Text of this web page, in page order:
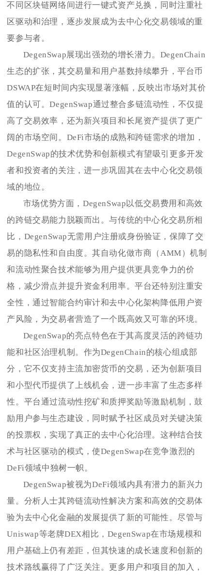
不同区块链网络间进行一键式资产兑换，同时注重社
区驱动和治理，逐步发展成为去中心化交易领域的重
要参与者。
DegenSwap展现出强劲的增长潜力。DegenChain
生态的扩张，其交易量和用户基数持续攀升，平台币
DSWAP在短时间内实现显著涨幅，反映出市场对其价
值的认可。DegenSwap通过整合多链流动性，不仅提
高了交易效率，还为新兴项目和长尾资产提供了更广
阔的市场空间。DeFi市场的成熟和跨链需求的增加，
DegenSwap的技术优势和创新模式有望吸引更多开发
者和投资者的关注，进一步巩固其在去中心化交易领
域的地位。
市场优势方面，DegenSwap以低交易费用和高效
的跨链交易能力脱颖而出。与传统的中心化交易所相
比，DegenSwap无需用户注册或身份验证，保障了交
易的隐私性和自由度。其自动化做市商（AMM）机制
和流动性聚合技术能够为用户提供更具竞争力的价
格，减少滑点并提升资金利用率。平台还特别注重安
全性，通过智能合约审计和去中心化架构降低用户资
产风险，为交易者营造了一个既高效又可靠的环境。
DegenSwap的亮点特色在于其高度灵活的跨链功
能和社区治理机制。作为DegenChain的核心组成部
分，它不仅支持主流加密货币的交易，还为创新项目
和小型代币提供了上线机会，进一步丰富了生态多样
性。平台通过流动性挖矿和质押奖励等激励机制，鼓
励用户参与生态建设，同时赋予社区成员对关键决策
的投票权，实现了真正的去中心化治理。这种结合技
术与社区驱动的模式，使DegenSwap在竞争激烈的
DeFi领域中独树一帜。
DegenSwap被视为DeFi领域内具有潜力的新兴力
量。分析人士其跨链流动性解决方案和高效的交易体
验为去中心化金融的发展提供了新的可能性。尽管与
Uniswap等老牌DEX相比，DegenSwap在市场规模和
用户基础上仍有差距，但其快速的成长速度和创新的
技术路线赢得了广泛关注。更多用户和项目的加入，